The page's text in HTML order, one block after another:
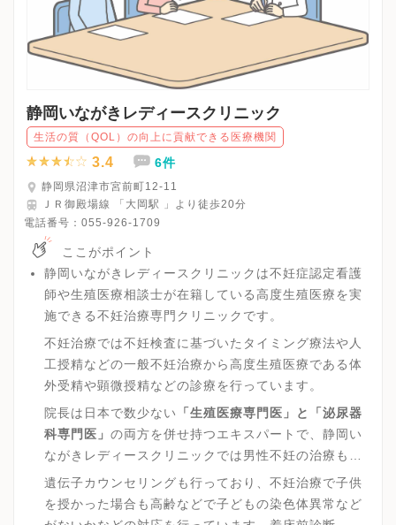
静岡いながきレディースクリニック
生活の質（QOL）の向上に貢献できる医療機関
3.4 6件
静岡県沼津市宮前町12-11
ＪＲ御殿場線 「大岡駅 」より徒歩20分
電話番号： 055-926-1709
ここがポイント
静岡いながきレディースクリニックは不妊症認定看護
師や生殖医療相談士が在籍している高度生殖医療を実
施できる不妊治療専門クリニックです。
不妊治療では不妊検査に基づいたタイミング療法や人
工授精などの一般不妊治療から高度生殖医療である体
外受精や顕微授精などの診療を行っています。
院長は日本で数少ない
「生殖医療専門医」と「泌尿器
科専門医」 の両方を併せ持つエキスパートで、静岡い
ながきレディースクリニックでは男性不妊の治療も受
けることが可能です。
遺伝子カウンセリングも行っており、不妊治療で子供
を授かった場合も高齢などで子どもの染色体異常など